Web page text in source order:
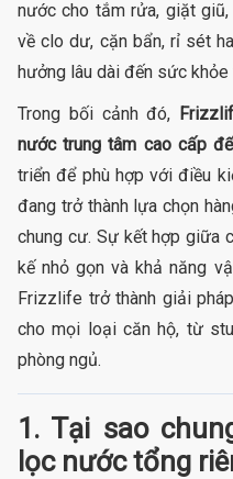
nước cho tắm rửa, giặt
về clo dư, cặn bẩn, rỉ sét
hưởng lâu dài đến sức
Trong bối cảnh đó,
nước trung tâm cao cấp
triển để phù hợp với điều
đang trở thành lựa chọn
chung cư. Sự kết hợp giữa
kế nhỏ gọn và khả năng
Frizzlife trở thành giải pháp
cho mọi loại căn hộ, từ
phòng ngủ.
1. Tại sao
lọc nước tổng